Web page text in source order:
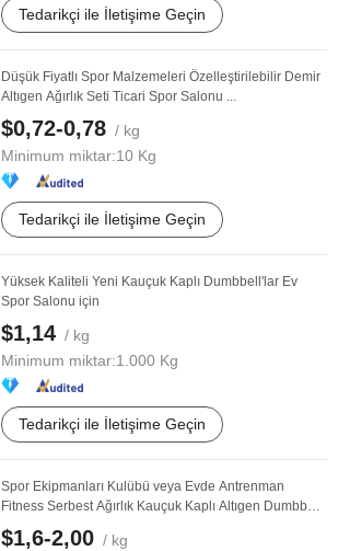
Tedarikçi ile İletişime Geçin
Düşük Fiyatlı Spor Malzemeleri Özelleştirilebilir Demir
Altıgen Ağırlık Seti Ticari Spor Salonu ...
$0,72-0,78 / kg
Minimum miktar:10 Kg
Tedarikçi ile İletişime Geçin
Yüksek Kaliteli Yeni Kauçuk Kaplı Dumbbell'lar Ev
Spor Salonu için
$1,14 / kg
Minimum miktar:1.000 Kg
Tedarikçi ile İletişime Geçin
Spor Ekipmanları Kulübü veya Evde Antrenman
Fitness Serbest Ağırlık Kauçuk Kaplı Altıgen Dumbbell
...
$1,6-2,00 / kg